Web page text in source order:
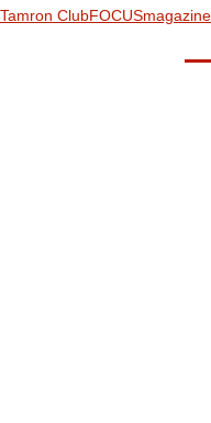
Tamron ClubFOCUSmagazine